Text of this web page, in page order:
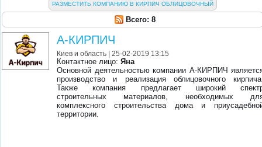
РАЗМЕСТИТЬ КОМПАНИЮ В КИРПИЧ ОБЛИЦОВОЧНЫЙ
Всего: 8
А-КИРПИЧ
Киев и область | 25-02-2019 13:15
Контактное лицо:Яна
Основной деятельностью компании А-КИРПИЧ
производство и реализация облицовочного
Также компания предлагает широкий
строительных материалов, необходимых
комплексного строительства дома и
территории.